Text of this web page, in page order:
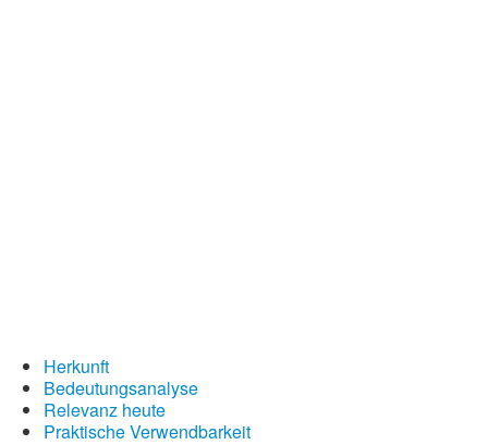
Sprichwörter
Deutsche Sprichwörter
Englische Sprichwörter
Herkunft
Bedeutungsanalyse
Relevanz heute
Praktische Verwendbarkeit